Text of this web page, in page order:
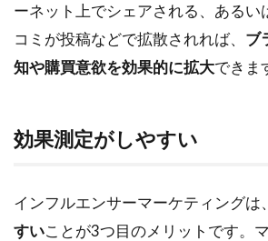
ーネット上でシェアされる、あるい
コミが投稿などで拡散されれば、 ブ
知や購買意欲を効果的に拡大できま
効果測定がしやすい
インフルエンサーマーケティングは、
すいことが3つ目のメリットです。